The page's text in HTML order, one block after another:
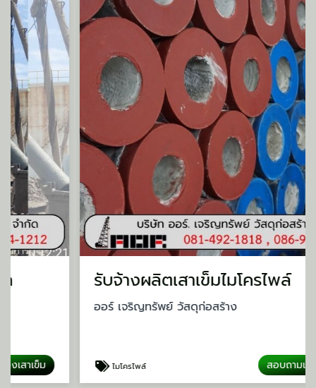
รับจ้างผลิตเสาเข็มไมโครไพล์
ออร์ เจริญทรัพย์ วัสดุก่อสร้าง
ไมโครไพล์ สอบถามเรื่องเสาเข็ม